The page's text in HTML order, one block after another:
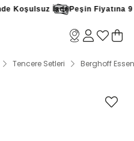
Koşulsuz İadePeşin Fiyatına 9
Tencere Setleri Berghoff